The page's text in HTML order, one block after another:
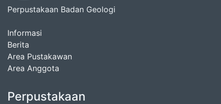
Perpustakaan Badan Geologi
Informasi
Berita
Area Pustakawan
Area Anggota
Perpustakaan